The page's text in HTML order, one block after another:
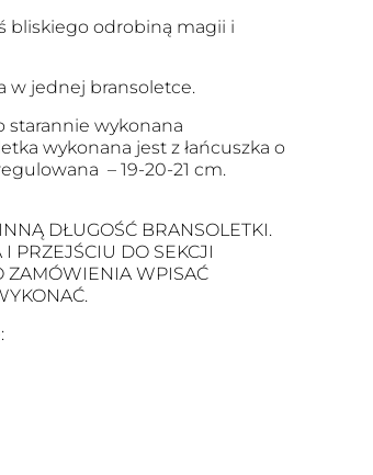
bliskiego odrobiną magii i
w jednej bransoletce.
starannie wykonana
wykonana jest z łańcuszka o
– 19-20-21 cm.
DŁUGOŚĆ BRANSOLETKI.
PRZEJŚCIU DO SEKCJI
ZAMÓWIENIA WPISAĆ